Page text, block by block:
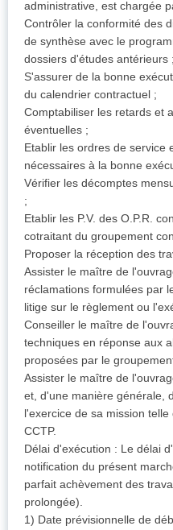
administrative, est chargée
Contrôler la conformité des
de synthèse avec le
dossiers d'études antérieurs ;
S'assurer de la bonne
du calendrier contractuel ;
Comptabiliser les retards et
éventuelles ;
Etablir les ordres de service
nécessaires à la bonne
Vérifier les décomptes
;
Etablir les P.V. des O.P.R.
cotraitant du groupement
Proposer la réception des
Assister le maître de
réclamations formulées par
litige sur le règlement ou
Conseiller le maître de
techniques en réponse aux
proposées par le
Assister le maître de
et, d'une manière générale,
l'exercice de sa mission
CCTP.
Délai d'exécution : Le délai
notification du présent
parfait achèvement des
prolongée).
1) Date prévisionnelle de